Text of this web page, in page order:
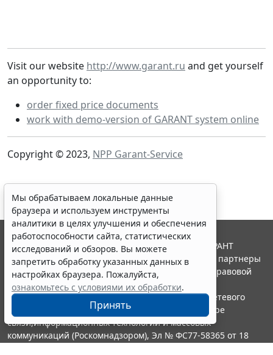
Visit our website http://www.garant.ru and get yourself
an opportunity to:
order fixed price documents
work with demo-version of GARANT system online
Copyright © 2023, NPP Garant-Service
Мы обрабатываем локальные данные
браузера и используем инструменты
аналитики в целях улучшения и обеспечения
работоспособности сайта, статистических
исследований и обзоров. Вы можете
запретить обработку указанных данных в
настройках браузера. Пожалуйста,
ознакомьтесь с условиями их обработки.
Принять
© ООО "НПП "ГАРАНТ-СЕРВИС", 2026. Система ГАРАНТ
выпускается с 1990 года. Компания "Гарант" и ее партнеры
являются участниками Российской ассоциации правовой
информации ГАРАНТ.
Портал ГАРАНТ.РУ зарегистрирован в качестве сетевого
издания Федеральной службой по надзору в сфере
связи,информационных технологий и массовых
коммуникаций (Роскомнадзором), Эл № ФС77-58365 от 18